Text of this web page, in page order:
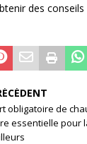
des
obligatoire de
essentielle pour